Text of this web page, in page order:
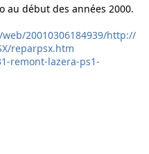
au début des années 2000.
20010306184939/http://
reparpsx.htm
remont-lazera-ps1-